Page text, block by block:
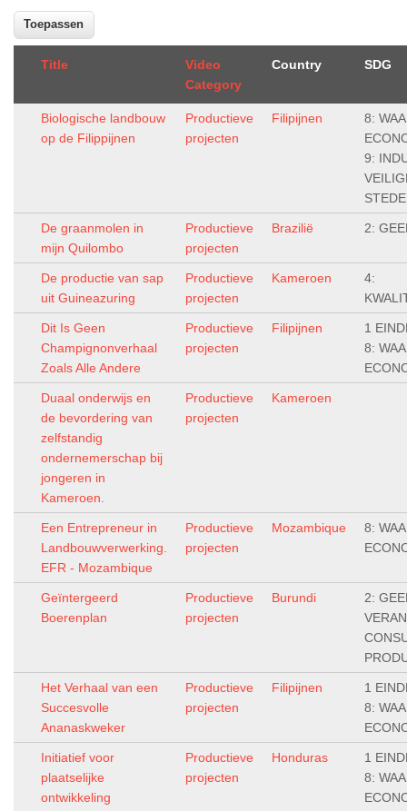
Title
Video
Category
Country SDG
Biologische landbouw
op de Filippijnen
Productieve
projecten
Filipijnen
8:
9:
De graanmolen in
mijn Quilombo
Productieve
projecten
Brazilië 2:
De productie van sap
uit Guineazuring
Productieve
projecten
Kameroen
4:
Dit Is Geen
Champignonverhaal
Zoals Alle Andere
Productieve
projecten
Filipijnen
1
8:
Duaal onderwijs en
de bevordering van
zelfstandig
ondernemerschap bij
jongeren in
Kameroen.
Productieve
projecten
Kameroen
Een Entrepreneur in
Landbouwverwerking.
EFR - Mozambique
Productieve
projecten
Mozambique
8:
Geïntergeerd
Boerenplan
Productieve
projecten
Burundi
2:
Het Verhaal van een
Succesvolle
Ananaskweker
Productieve
projecten
Filipijnen
1
8:
Initiatief voor
plaatselijke
ontwikkeling
Productieve
projecten
Honduras
1
8: